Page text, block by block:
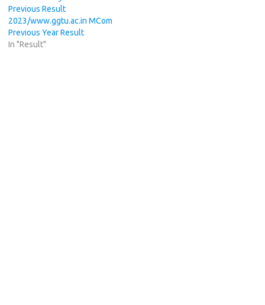
Previous Result
2023/www.ggtu.ac.in MCom
Previous Year Result
In "Result"